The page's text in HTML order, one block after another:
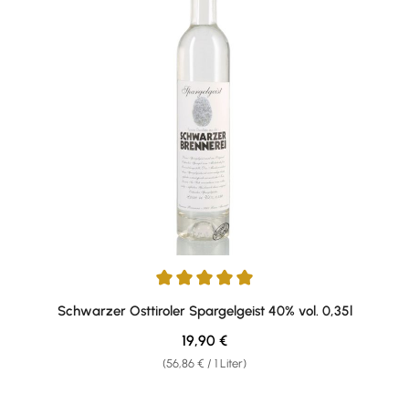
Durchschnittliche Bewertung von 5 von 5 Sternen
Schwarzer Osttiroler Spargelgeist 40% vol. 0,35l
(56,86 € / 1 Liter)
Regulärer Preis:
19,90 €